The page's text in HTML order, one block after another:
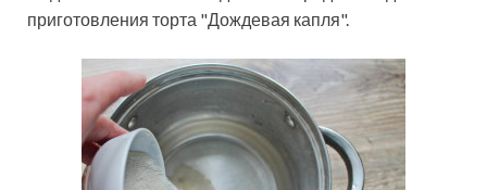
приготовления торта "Дождевая капля".